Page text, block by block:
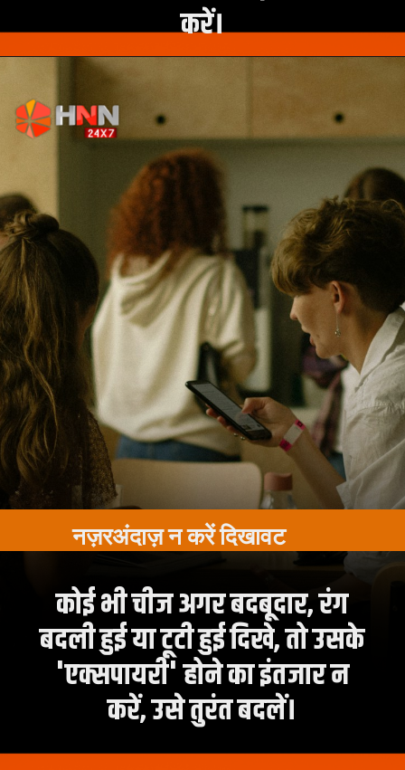
करें।
कोई भी चीज अगर बदबूदार, रंग
बदली हुई या टूटी हुई दिखे, तो उसके
'एक्सपायरी' होने का इंतजार न
करें, उसे तुरंत बदलें।
नज़रअंदाज़ न करें दिखावट